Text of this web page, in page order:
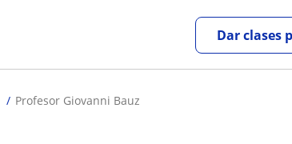
Dar clases
Profesor Giovanni Bauz